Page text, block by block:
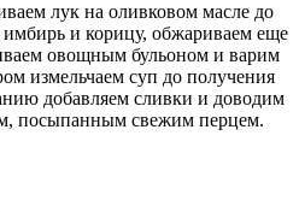
лук на оливковом масле до
и корицу, обжариваем еще
овощным бульоном и варим
измельчаем суп до получения
добавляем сливки и доводим
посыпанным свежим перцем.